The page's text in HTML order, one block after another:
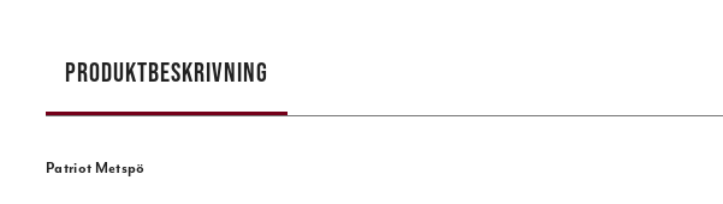
PRODUKTBESKRIVNING
Patriot Metspö